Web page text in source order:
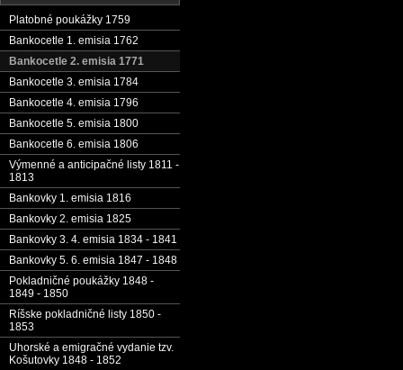
Platobné poukážky 1759
Bankocetle 1. emisia 1762
Bankocetle 2. emisia 1771
Bankocetle 3. emisia 1784
Bankocetle 4. emisia 1796
Bankocetle 5. emisia 1800
Bankocetle 6. emisia 1806
Výmenné a anticipačné listy 1811 -
1813
Bankovky 1. emisia 1816
Bankovky 2. emisia 1825
Bankovky 3. 4. emisia 1834 - 1841
Bankovky 5. 6. emisia 1847 - 1848
Pokladničné poukážky 1848 -
1849 - 1850
Ríšske pokladničné listy 1850 -
1853
Uhorské a emigračné vydanie tzv.
Košutovky 1848 - 1852